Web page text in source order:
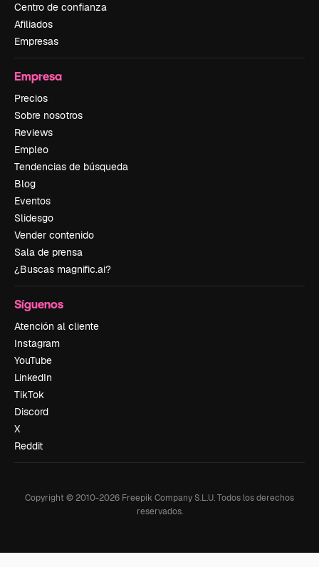
Centro de confianza
Afiliados
Empresas
Empresa
Precios
Sobre nosotros
Reviews
Empleo
Tendencias de búsqueda
Blog
Eventos
Slidesgo
Vender contenido
Sala de prensa
¿Buscas magnific.ai?
Síguenos
Atención al cliente
Instagram
YouTube
LinkedIn
TikTok
Discord
X
Reddit
Copyright © 2010-2026 Freepik Company S.L.U.Todos los derechos
reservados.